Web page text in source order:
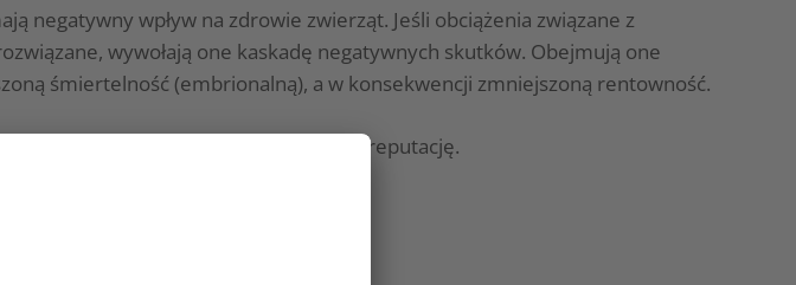
negatywny wpływ na zdrowie zwierząt. Jeśli obciążenia związane z
wywołają one kaskadę negatywnych skutków. Obejmują one
śmiertelność (embrionalną), a w konsekwencji zmniejszoną rentowność.
wpływ toksyn na Twoją firmę i reputację.